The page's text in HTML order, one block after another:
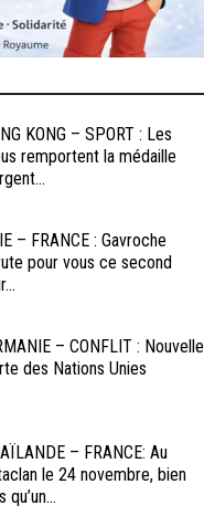
KONG – SPORT : Les
remportent la médaille
– FRANCE : Gavroche
pour vous ce second
– CONFLIT : Nouvelle
des Nations Unies
– FRANCE: Au
le 24 novembre, bien
qu’un...